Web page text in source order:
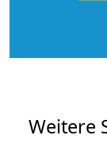
Weitere